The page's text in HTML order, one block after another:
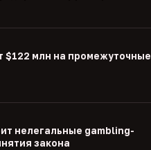
$122 млн на промежуточные
нелегальные gambling-
закона